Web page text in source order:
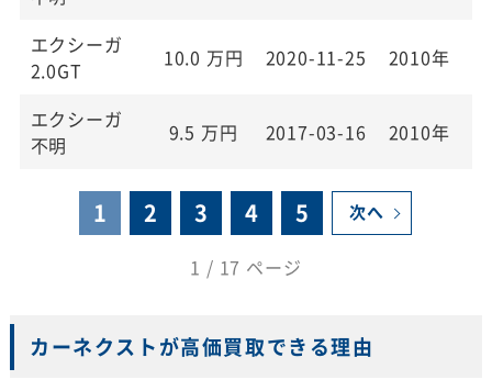
エクシーガ
2.0GT
10.0 万円 2020-11-25 2010年
エクシーガ
不明
9.5 万円 2017-03-16 2010年
1 2 3 4 5 次へ
1 / 17 ページ
カーネクストが高価買取できる理由